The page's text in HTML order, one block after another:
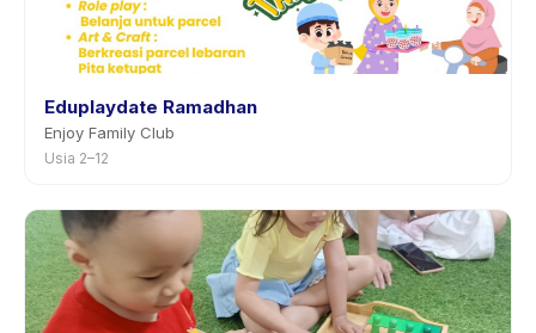
Eduplaydate Ramadhan
Enjoy Family Club
Usia 2–12